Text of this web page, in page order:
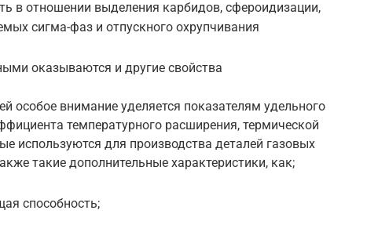
в отношении выделения карбидов, сфероидизации,
сигма-фаз и отпускного охрупчивания
оказываются и другие свойства
особое внимание уделяется показателям удельного
температурного расширения, термической
используются для производства деталей газовых
такие дополнительные характеристики, как;
способность;